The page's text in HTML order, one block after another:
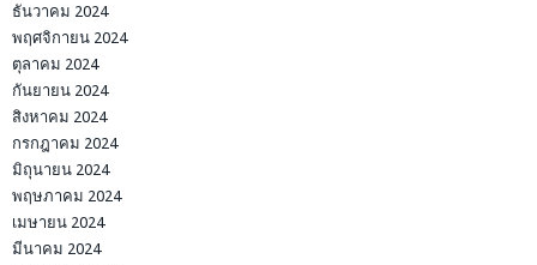
ธันวาคม 2024
พฤศจิกายน 2024
ตุลาคม 2024
กันยายน 2024
สิงหาคม 2024
กรกฎาคม 2024
มิถุนายน 2024
พฤษภาคม 2024
เมษายน 2024
มีนาคม 2024